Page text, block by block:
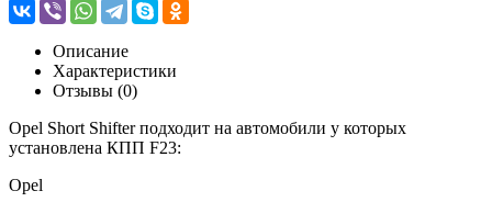
Описание
Характеристики
Отзывы (0)
Opel Short Shifter подходит на автомобили у которых
установлена КПП F23:
Opel